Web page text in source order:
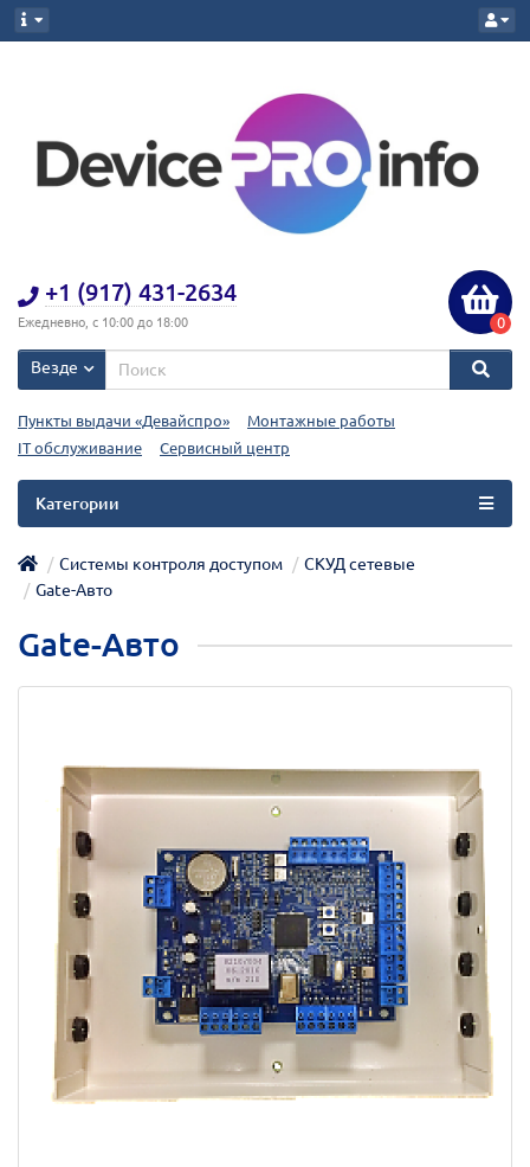
+1 (917) 431-2634
Ежедневно, с 10:00 до 18:00 0
Везде
Пункты выдачи «Девайспро»
Монтажные работы
IT обслуживание
Сервисный центр
Категории
Системы контроля доступом
СКУД сетевые
Gate-Авто
Gate-Авто